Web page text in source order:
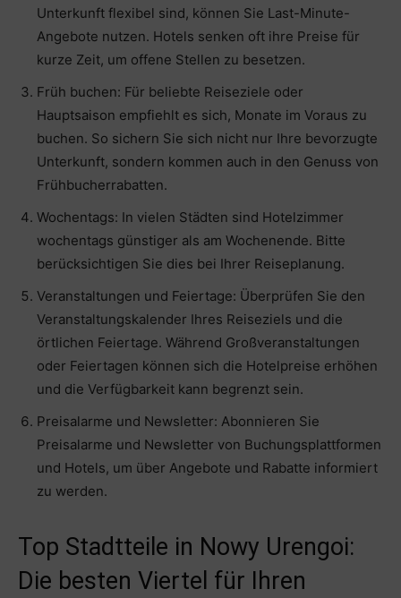
Unterkunft flexibel sind, können Sie Last-Minute-
Angebote nutzen. Hotels senken oft ihre Preise für
kurze Zeit, um offene Stellen zu besetzen.
Früh buchen: Für beliebte Reiseziele oder
Hauptsaison empfiehlt es sich, Monate im Voraus zu
buchen. So sichern Sie sich nicht nur Ihre bevorzugte
Unterkunft, sondern kommen auch in den Genuss von
Frühbucherrabatten.
Wochentags: In vielen Städten sind Hotelzimmer
wochentags günstiger als am Wochenende. Bitte
berücksichtigen Sie dies bei Ihrer Reiseplanung.
Veranstaltungen und Feiertage: Überprüfen Sie den
Veranstaltungskalender Ihres Reiseziels und die
örtlichen Feiertage. Während Großveranstaltungen
oder Feiertagen können sich die Hotelpreise erhöhen
und die Verfügbarkeit kann begrenzt sein.
Preisalarme und Newsletter: Abonnieren Sie
Preisalarme und Newsletter von Buchungsplattformen
und Hotels, um über Angebote und Rabatte informiert
zu werden.
Top Stadtteile in Nowy Urengoi:
Die besten Viertel für Ihren